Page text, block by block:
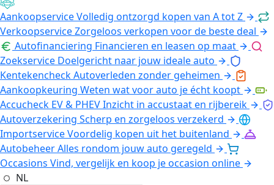
AankoopserviceVolledig ontzorgd kopen van A tot Z
VerkoopserviceZorgeloos verkopen voor de beste deal
Autofinanciering Financieren en leasen op maat
Zoekservice Doelgericht naar jouw ideale auto
KentekencheckAutoverleden zonder geheimen
Aankoopkeuring Weten wat voor auto je écht koopt
Accucheck EV & PHEVInzicht in accustaat en rijbereik
Autoverzekering Scherp en zorgeloos verzekerd
ImportserviceVoordelig kopen uit het buitenland
AutobeheerAlles rondom jouw auto geregeld
Occasions Vind, vergelijk en koop je occasion online
NL